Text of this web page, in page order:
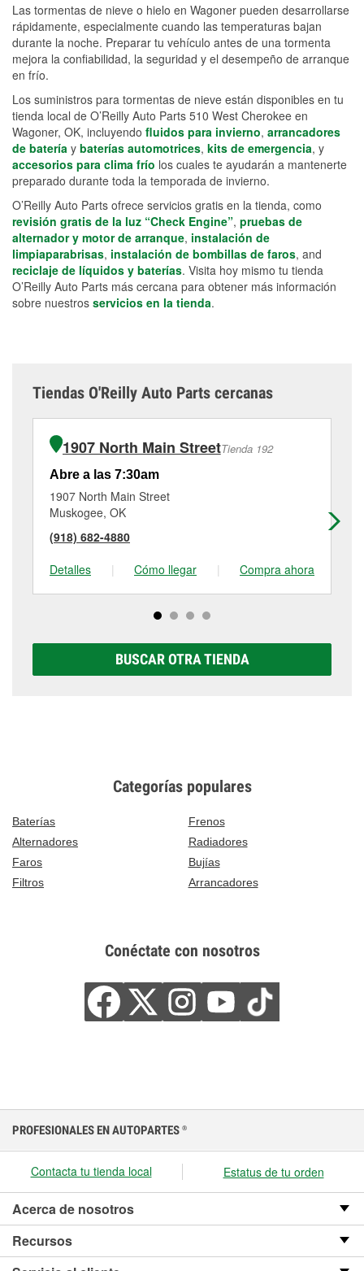
Las tormentas de nieve o hielo en Wagoner pueden desarrollarse
rápidamente, especialmente cuando las temperaturas bajan
durante la noche. Preparar tu vehículo antes de una tormenta
mejora la confiabilidad, la seguridad y el desempeño de arranque
en frío.
Los suministros para tormentas de nieve están disponibles en tu
tienda local de O’Reilly Auto Parts 510 West Cherokee en
Wagoner, OK, incluyendo fluidos para invierno, arrancadores
de batería y baterías automotrices, kits de emergencia, y
accesorios para clima frío los cuales te ayudarán a mantenerte
preparado durante toda la temporada de invierno.
O’Reilly Auto Parts ofrece servicios gratis en la tienda, como
revisión gratis de la luz “Check Engine”, pruebas de
alternador y motor de arranque, instalación de
limpiaparabrisas, instalación de bombillas de faros, and
reciclaje de líquidos y baterías. Visita hoy mismo tu tienda
O’Reilly Auto Parts más cercana para obtener más información
sobre nuestros servicios en la tienda.
Tiendas O'Reilly Auto Parts cercanas
1907 North Main StreetTienda 192
Abre a las 7:30am
1907 North Main Street
Muskogee, OK
(918) 682-4880
Detalles
| Cómo llegar | Compra ahora
BUSCAR OTRA TIENDA
Categorías populares
Baterías
Frenos
Alternadores
Radiadores
Faros
Bujías
Filtros
Arrancadores
Conéctate con nosotros
PROFESIONALES EN AUTOPARTES ®
Contacta tu tienda local Estatus de tu orden
Acerca de nosotros
Recursos